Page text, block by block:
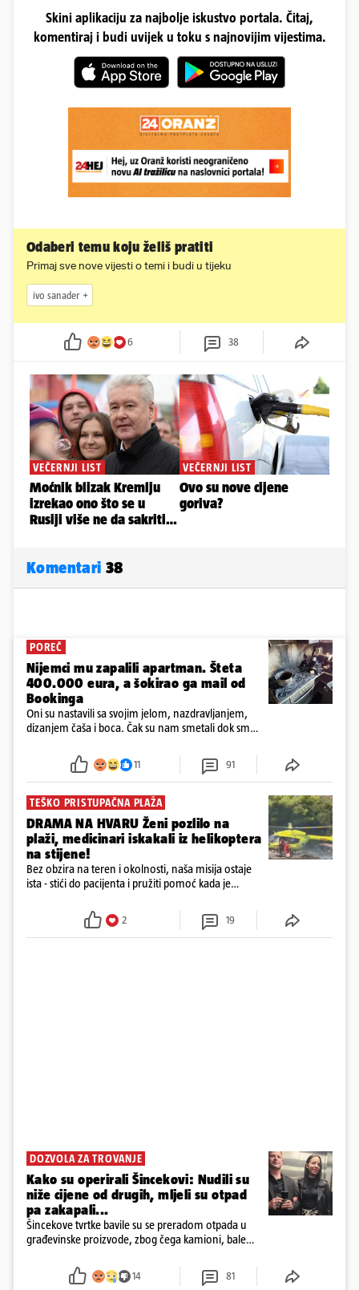
Skini aplikaciju za najbolje iskustvo portala. Čitaj,
komentiraj i budi uvijek u toku s najnovijim vijestima.
Odaberi temu koju želiš pratiti
Primaj sve nove vijesti o temi i budi u tijeku
ivo sanader
6 38
Komentari 38
POREČ
Nijemci mu zapalili apartman. Šteta
400.000 eura, a šokirao ga mail od
Bookinga
Oni su nastavili sa svojim jelom, nazdravljanjem,
dizanjem čaša i boca. Čak su nam smetali dok smo
požar, rekao je vlasnik
11 91
TEŠKO PRISTUPAČNA PLAŽA
DRAMA NA HVARU Ženi pozlilo na
plaži, medicinari iskakali iz helikoptera
na stijene!
Bez obzira na teren i okolnosti, naša misija ostaje
ista - stići do pacijenta i pružiti pomoć kada je
2 19
DOZVOLA ZA TROVANJE
Kako su operirali Šincekovi: Nudili su
niže cijene od drugih, mljeli su otpad
pa zakapali...
Šincekove tvrtke bavile su se preradom otpada u
građevinske proizvode, zbog čega kamioni, bale
14 81